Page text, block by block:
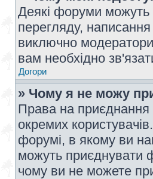
Деякі форуми
перегляду,
виключно
вам необхідно
Догори
» Чому я не можу
Права на приєднання
окремих
форумі, в якому ви
можуть приєднувати
чому ви не можете